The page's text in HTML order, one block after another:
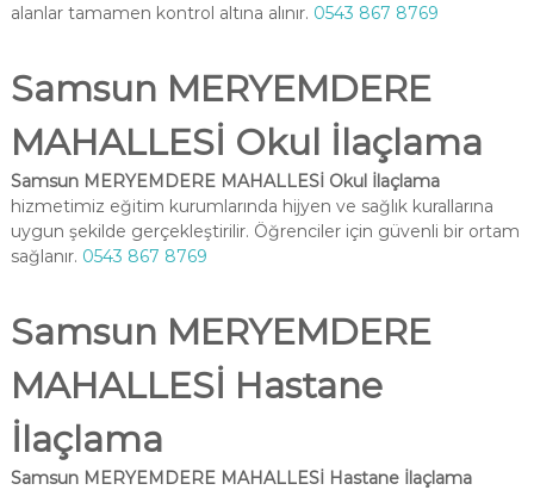
alanlar tamamen kontrol altına alınır. 0543 867 8769
Samsun MERYEMDERE
MAHALLESİ Okul İlaçlama
Samsun MERYEMDERE MAHALLESİ Okul İlaçlama
hizmetimiz eğitim kurumlarında hijyen ve sağlık kurallarına
uygun şekilde gerçekleştirilir. Öğrenciler için güvenli bir ortam
sağlanır. 0543 867 8769
Samsun MERYEMDERE
MAHALLESİ Hastane
İlaçlama
Samsun MERYEMDERE MAHALLESİ Hastane İlaçlama